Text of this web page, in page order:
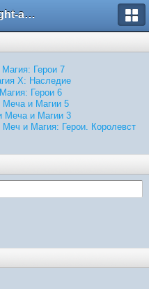
Форум Might-and-Magic.ru
Герои 7
X: Наследие
Герои 6
Меча и Магии 5
Меча и Магии 3
и Магия: Герои. Королевст